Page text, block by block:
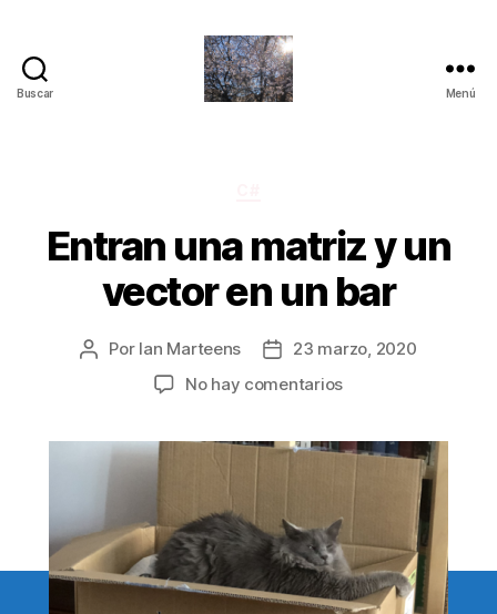
Buscar Menú
Entran una matriz y un
vector en un bar
Autor
Por Ian Marteens
Fecha23 marzo, 2020
No hay comentariosen
matriz
en
un
bar